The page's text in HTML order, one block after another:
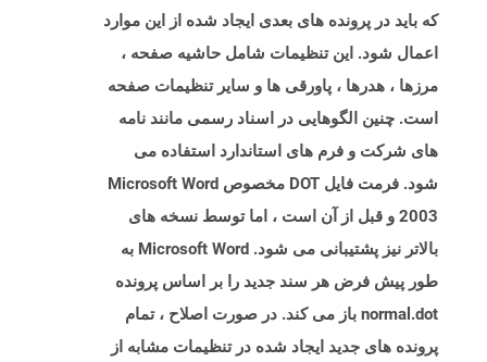
که باید در پرونده های بعدی ایجاد شده از این موارد
اعمال شود. این تنظیمات شامل حاشیه صفحه ،
مرزها ، هدرها ، پاورقی ها و سایر تنظیمات صفحه
است. چنین الگوهایی در اسناد رسمی مانند نامه
های شرکت و فرم های استاندارد استفاده می
شود. فرمت فایل DOT مخصوص Microsoft Word
2003 و قبل از آن است ، اما توسط نسخه های
بالاتر نیز پشتیبانی می شود. Microsoft Word به
طور پیش فرض هر سند جدید را بر اساس پرونده
normal.dot باز می کند. در صورت اصلاح ، تمام
پرونده های جدید ایجاد شده در تنظیمات مشابه از